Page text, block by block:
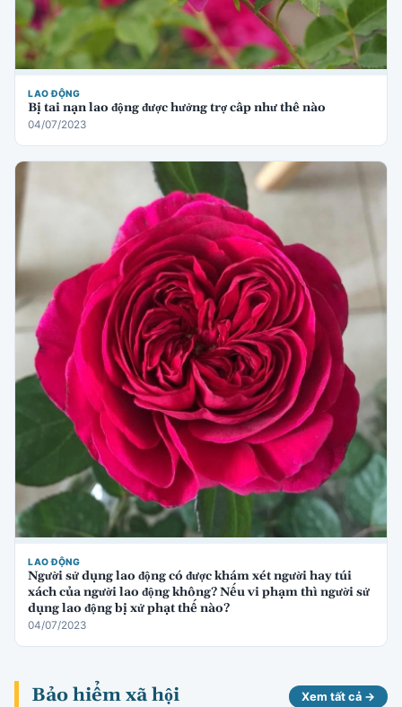
LAO ĐỘNG
Bị tai nạn lao động được hưởng trợ cấp như thế nào
04/07/2023
LAO ĐỘNG
Người sử dụng lao động có được khám xét người hay túi
xách của người lao động không? Nếu vi phạm thì người sử
dụng lao động bị xử phạt thế nào?
04/07/2023
Bảo hiểm xã hội Xem tất cả →